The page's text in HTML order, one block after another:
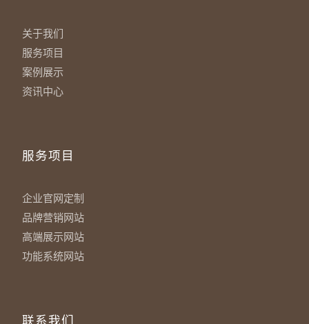
关于我们
服务项目
案例展示
资讯中心
服务项目
企业官网定制
品牌营销网站
高端展示网站
功能系统网站
联系我们